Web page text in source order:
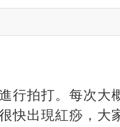
行拍打。每次大
快出現紅痧，